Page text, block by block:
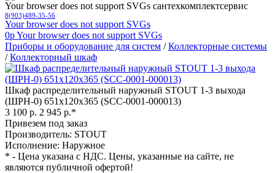
Your browser does not support SVGs сантехкомплектсервис
8(903)489-35-56
Your browser does not support SVGs
0pYour browser does not support SVGs
Приборы и оборудование для систем /Коллекторные системы
/Коллекторный шкаф
Шкаф распределительный наружный STOUT 1-3 выхода
(ШРН-0) 651х120х365 (SCC-0001-000013)
3 100 р. 2 945 р.*
Привезем под заказ
Производитель: STOUT
Исполнение: Наружное
* - Цена указана с НДС. Цены, указанные на сайте, не
являются публичной офертой!